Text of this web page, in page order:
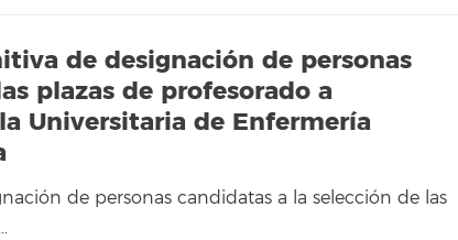
de designación de personas
plazas de profesorado a
Universitaria de Enfermería
de personas candidatas a la selección de las